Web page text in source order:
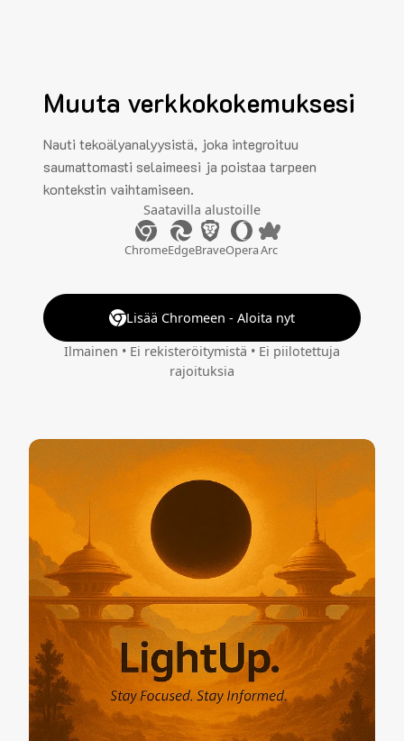
Muuta verkkokokemuksesi
Nauti tekoälyanalyysistä, joka integroituu
saumattomasti selaimeesi ja poistaa tarpeen
kontekstin vaihtamiseen.
Saatavilla alustoille
ChromeEdgeBraveOperaArc
Lisää Chromeen - Aloita nyt
Ilmainen • Ei rekisteröitymistä • Ei piilotettuja
rajoituksia